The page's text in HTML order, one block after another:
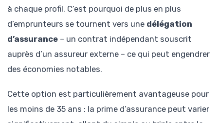
à chaque profil. C’est pourquoi de plus en plus
d’emprunteurs se tournent vers une délégation
d’assurance – un contrat indépendant souscrit
auprès d’un assureur externe – ce qui peut engendrer
des économies notables.
Cette option est particulièrement avantageuse pour
les moins de 35 ans : la prime d’assurance peut varier